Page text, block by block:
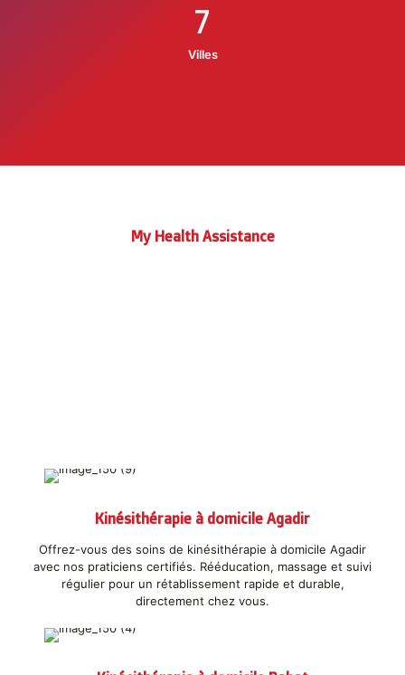
7
Villes
My Health Assistance
Kinésithérapie à domicile Agadir
Offrez-vous des soins de kinésithérapie à domicile Agadir
avec nos praticiens certifiés. Rééducation, massage et suivi
régulier pour un rétablissement rapide et durable,
directement chez vous.